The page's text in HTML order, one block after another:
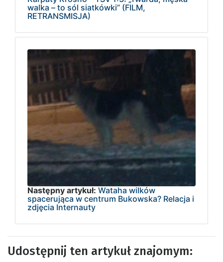
walka – to sól siatkówki” (FILM,
RETRANSMISJA)
Następny artykuł: Wataha wilków
spacerująca w centrum Bukowska? Relacja i
zdjęcia Internauty
Udostępnij ten artykuł znajomym: